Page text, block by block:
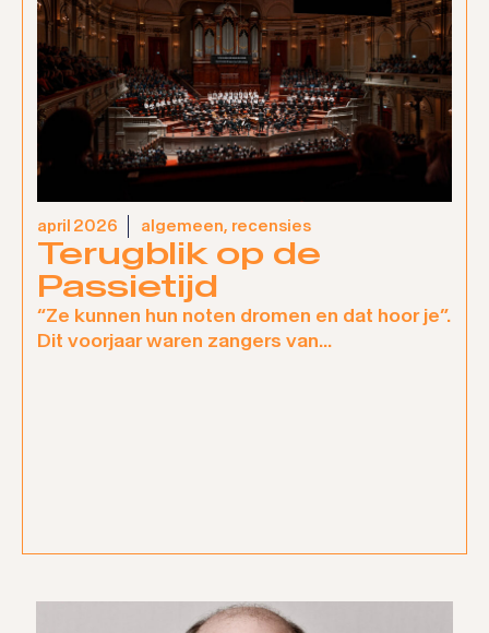
april 2026 algemeen, recensies
Terugblik op de
Passietijd
“Ze kunnen hun noten dromen en dat hoor je”.
Dit voorjaar waren zangers van...